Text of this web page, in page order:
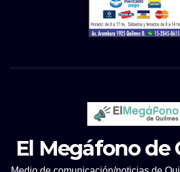
El Megáfono de